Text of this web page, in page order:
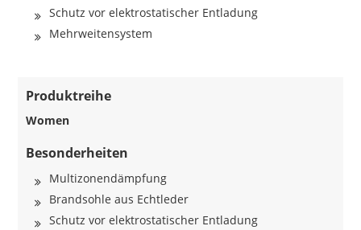
Schutz vor elektrostatischer Entladung
Mehrweitensystem
Produktreihe
Women
Besonderheiten
Multizonendämpfung
Brandsohle aus Echtleder
Schutz vor elektrostatischer Entladung